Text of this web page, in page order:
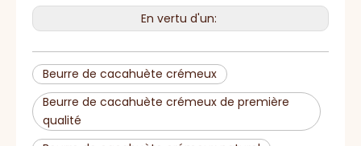
En vertu d'un:
Beurre de cacahuète crémeux
Beurre de cacahuète crémeux de première
qualité